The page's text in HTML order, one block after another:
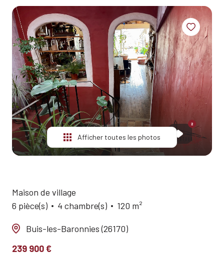
ESTIMATION
ALERTE
E-MAIL
QUI
SOMMES-
NOUS?
CONTACT
2
1
2
Afficher toutes les photos
Maison de village
6 pièce(s)
4 chambre(s) 120 m²
Buis-les-Baronnies (26170)
239 900 €